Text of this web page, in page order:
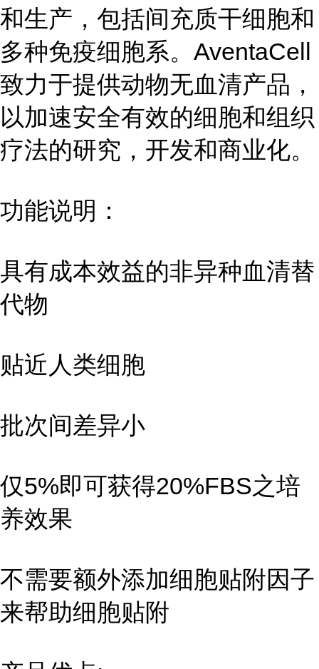
和生产，包括间充质干细胞和
多种免疫细胞系。AventaCell
致力于提供动物无血清产品，
以加速安全有效的细胞和组织
疗法的研究，开发和商业化。
功能说明：
具有成本效益的非异种血清替
代物
贴近人类细胞
批次间差异小
仅5%即可获得20%FBS之培
养效果
不需要额外添加细胞贴附因子
来帮助细胞贴附